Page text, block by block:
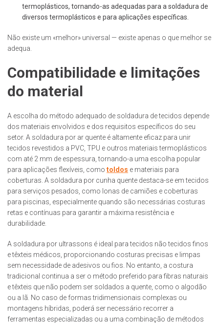
termoplásticos, tornando-as adequadas para a soldadura de
diversos termoplásticos e para aplicações específicas.
Não existe um «melhor» universal — existe apenas o que melhor se
adequa.
Compatibilidade e limitações
do material
A escolha do método adequado de soldadura de tecidos depende
dos materiais envolvidos e dos requisitos específicos do seu
setor. A soldadura por ar quente é altamente eficaz para unir
tecidos revestidos a PVC, TPU e outros materiais termoplásticos
com até 2 mm de espessura, tornando-a uma escolha popular
para aplicações flexíveis, como toldos e materiais para
coberturas. A soldadura por cunha quente destaca-se em tecidos
para serviços pesados, como lonas de camiões e coberturas
para piscinas, especialmente quando são necessárias costuras
retas e contínuas para garantir a máxima resistência e
durabilidade.
A soldadura por ultrassons é ideal para tecidos não tecidos finos
e têxteis médicos, proporcionando costuras precisas e limpas
sem necessidade de adesivos ou fios. No entanto, a costura
tradicional continua a ser o método preferido para fibras naturais
e têxteis que não podem ser soldados a quente, como o algodão
ou a lã. No caso de formas tridimensionais complexas ou
montagens híbridas, poderá ser necessário recorrer a
ferramentas especializadas ou a uma combinação de métodos